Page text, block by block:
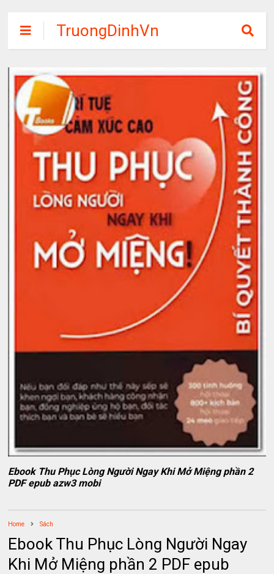
TruongDinhVn
Chia sẽ ebook,
các khóa học,
phần mềm học
tập miễn phí
Ebook Thu Phục Lòng Người Ngay Khi Mở Miệng phần 2
PDF epub azw3 mobi
Home Sách
Ebook Thu Phục Lòng Người Ngay
Khi Mở Miệng phần 2 PDF epub